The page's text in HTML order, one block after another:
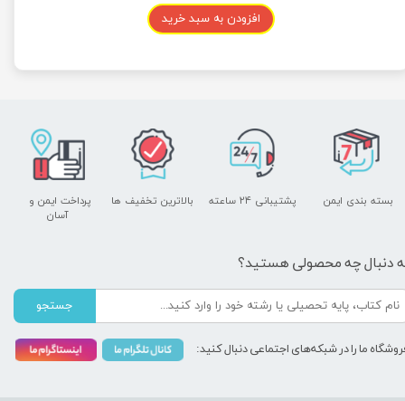
افزودن به سبد خرید
پشتیبانی ۲۴ ساعته
پرداخت ایمن و ​​​​​​​
آسان
بسته بندی ایمن بالاترین تخفیف ها
دنبال چه محصولی هستید؟
جستجو
ما را در شبکه‌های اجتماعی دنبال کنید: